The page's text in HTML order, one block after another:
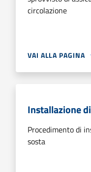
circolazione
VAI ALLA PAGINA
Installazione
Procedimento di
sosta